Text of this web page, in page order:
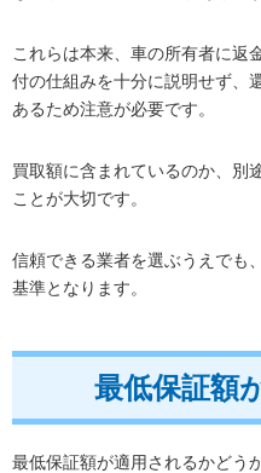
これらは本来、車の所有者に返
付の仕組みを十分に説明せず、
あるため注意が必要です。
買取額に含まれているのか、別
ことが大切です。
信頼できる業者を選ぶうえでも
基準となります。
最低保証額
最低保証額が適用されるかどう